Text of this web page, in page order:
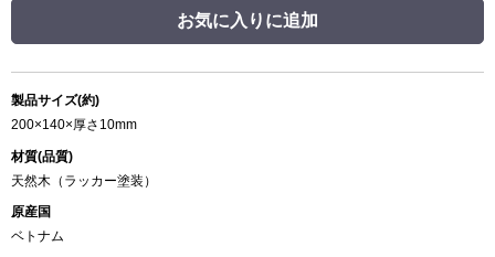
お気に入りに追加
製品サイズ(約)
200×140×厚さ10mm
材質(品質)
天然木（ラッカー塗装）
原産国
ベトナム